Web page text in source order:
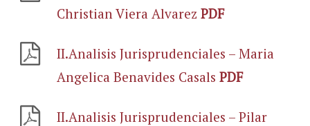
Christian Viera Alvarez PDF
II.Analisis Jurisprudenciales – Maria
Angelica Benavides Casals PDF
II.Analisis Jurisprudenciales – Pilar